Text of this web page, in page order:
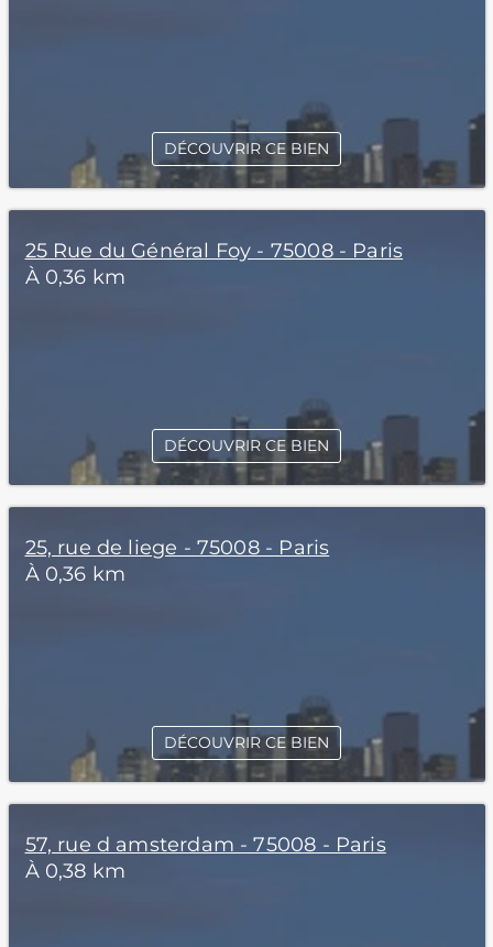
DÉCOUVRIR CE BIEN
25 Rue du Général Foy - 75008 - Paris
À 0,36 km
DÉCOUVRIR CE BIEN
25, rue de liege - 75008 - Paris
À 0,36 km
DÉCOUVRIR CE BIEN
57, rue d amsterdam - 75008 - Paris
À 0,38 km